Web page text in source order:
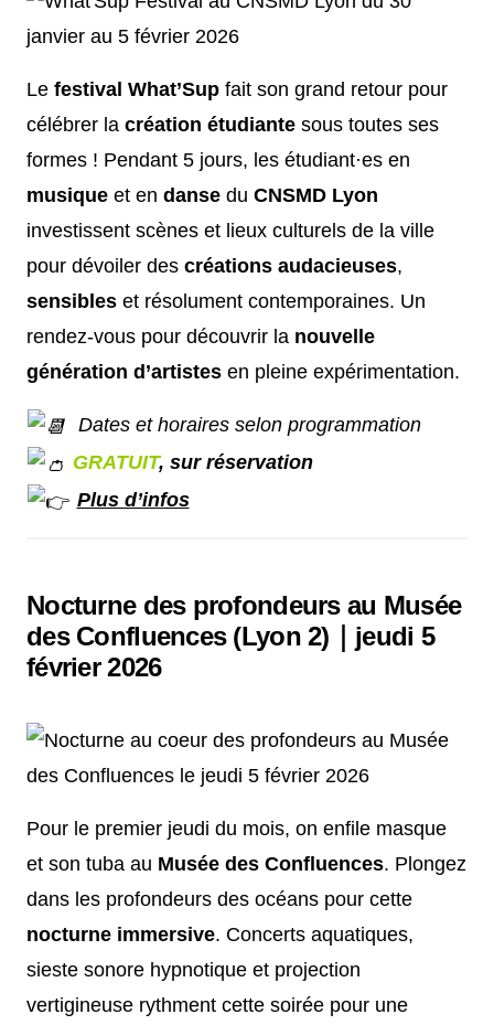
Le festival What’Sup fait son grand retour pour
célébrer la création étudiante sous toutes ses
formes ! Pendant 5 jours, les étudiant·es en
musique et en danse du CNSMD Lyon
investissent scènes et lieux culturels de la ville
pour dévoiler des créations audacieuses,
sensibles et résolument contemporaines. Un
rendez-vous pour découvrir la nouvelle
génération d’artistes en pleine expérimentation.
Dates et horaires selon programmation
GRATUIT, sur réservation
Plus d’infos
Nocturne des profondeurs au Musée
des Confluences (Lyon 2)｜jeudi 5
février 2026
Pour le premier jeudi du mois, on enfile masque
et son tuba au Musée des Confluences. Plongez
dans les profondeurs des océans pour cette
nocturne immersive. Concerts aquatiques,
sieste sonore hypnotique et projection
vertigineuse rythment cette soirée pour une